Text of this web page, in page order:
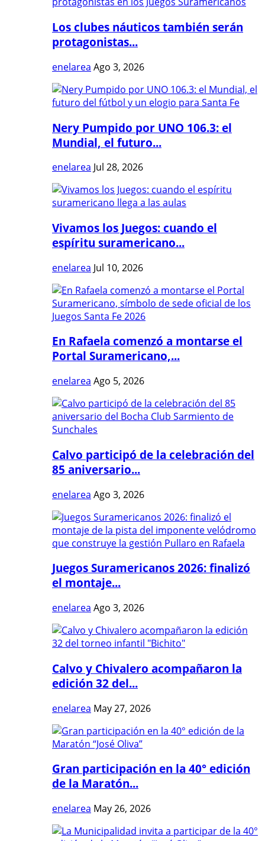
Los clubes náuticos también serán
protagonistas...
enelarea Ago 3, 2026
Nery Pumpido por UNO 106.3: el
Mundial, el futuro...
enelarea Jul 28, 2026
Vivamos los Juegos: cuando el
espíritu suramericano...
enelarea Jul 10, 2026
En Rafaela comenzó a montarse el
Portal Suramericano,...
enelarea Ago 5, 2026
Calvo participó de la celebración del
85 aniversario...
enelarea Ago 3, 2026
Juegos Suramericanos 2026: finalizó
el montaje...
enelarea Ago 3, 2026
Calvo y Chivalero acompañaron la
edición 32 del...
enelarea May 27, 2026
Gran participación en la 40° edición
de la Maratón...
enelarea May 26, 2026